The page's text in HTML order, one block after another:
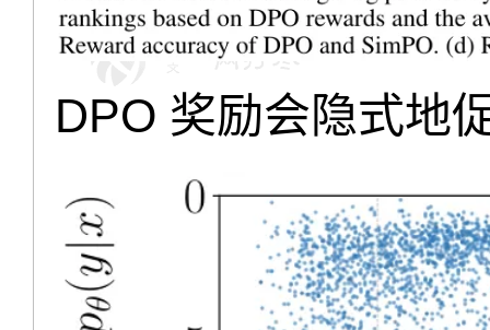
DPO 奖励会隐式地